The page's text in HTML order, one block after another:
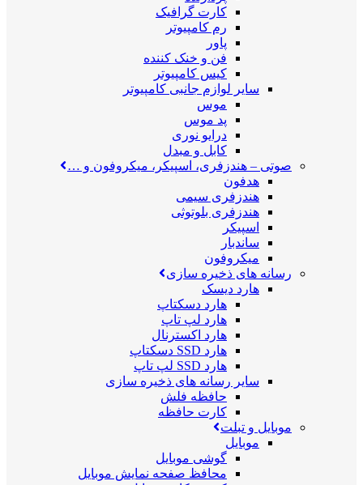
کارت گرافیک
رم کامپیوتر
پاور
فن و خنک کننده
کیس کامپیوتر
سایر لوازم جانبی کامپیوتر
موس
پد موس
درایو نوری
کابل و مبدل
صوتی – هندزفری، اسپیکر، میکروفون و …
هدفون
هندزفری سیمی
هندزفری بلوتوثی
اسپیکر
ساندبار
میکروفون
رسانه های ذخیره سازی
هارد دیسک
هارد دسکتاپ
هارد لپ تاپ
هارد اکسترنال
هارد SSD دسکتاپ
هارد SSD لپ تاپ
سایر رسانه های ذخیره سازی
حافظه فلش
کارت حافظه
موبایل و تبلت
موبایل
گوشی موبایل
محافظ صفحه نمایش موبایل